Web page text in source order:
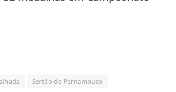
Sertão de Pernambuco